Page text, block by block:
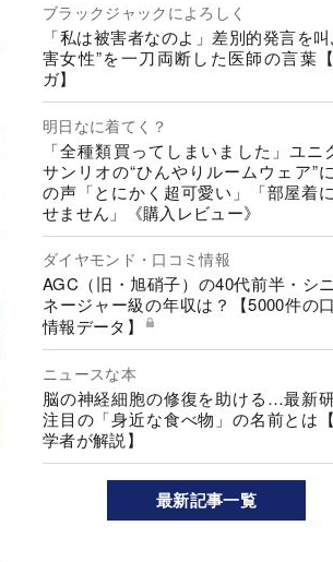
ブラックジャックによろしく
「私は被害者なのよ」差別的発言を叫
害女性”を一刀両断した医師の言葉
ガ】
明日なに着てく？
「全種類買ってしまいました」ユニ
サンリオの“ひんやりルームウェア”
の声「とにかく超可愛い」「部屋着
せません」《購入レビュー》
ダイヤモンド・口コミ情報
AGC（旧・旭硝子）の40代前半・シ
ネージャー級の年収は？【5000件の
情報データ】
ニュースな本
脳の神経細胞の修復を助ける…最新
注目の「身近な食べ物」の名前とは
学者が解説】
最新記事一覧